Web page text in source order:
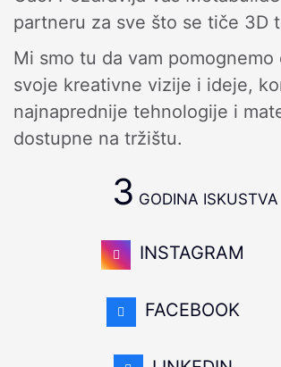
partneru za sve što se tiče 3D
Mi smo tu da vam pomognemo
svoje kreativne vizije i ideje,
najnaprednije tehnologije i
dostupne na tržištu.
3 GODINA ISKUSTVA
INSTAGRAM
FACEBOOK